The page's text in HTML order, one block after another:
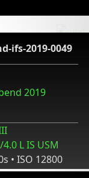
ifs-2019-0049
2019
L IS USM
• ISO 12800